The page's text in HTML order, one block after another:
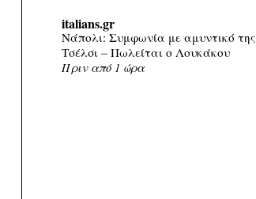
italians.gr
Νάπολι: Συμφωνία με αμυντικό της
Τσέλσι – Πωλείται ο Λουκάκου
Πριν από 1 ώρα